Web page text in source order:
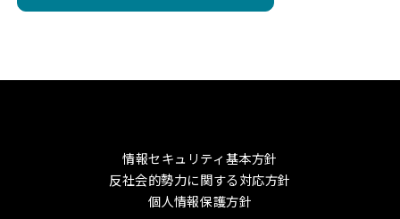
情報セキュリティ基本方針
反社会的勢力に関する対応方針
個人情報保護方針